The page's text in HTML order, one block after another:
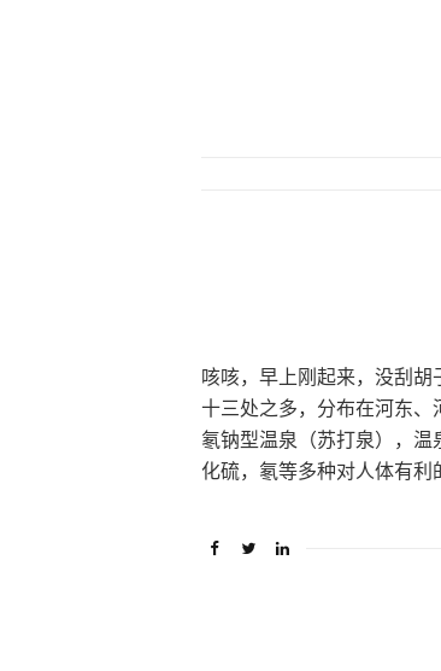
咳咳，早上刚起来，没刮
十三处之多，分布在河东
氡钠型温泉（苏打泉），
化硫，氡等多种对人体有